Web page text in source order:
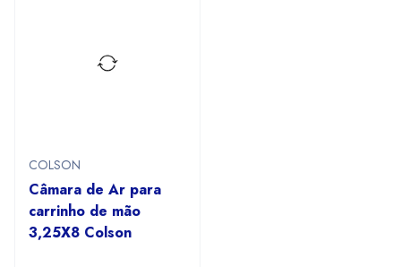
COLSON
Câmara de Ar para
carrinho de mão
3,25X8 Colson